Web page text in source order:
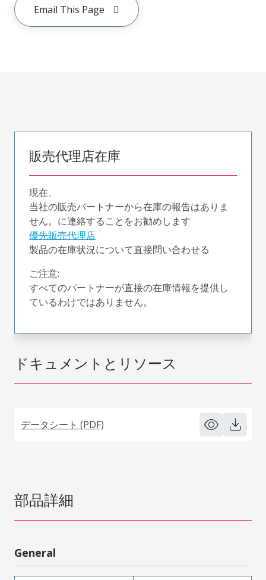
Email This Page
ドキュメントとリソース
データシート (PDF)
販売代理店在庫
現在、
当社の販売パートナーから在庫の報告はありま
せん。に連絡することをお勧めします
優先販売代理店
製品の在庫状況について直接問い合わせる
ご注意:
すべてのパートナーが直接の在庫情報を提供し
ているわけではありません。
部品詳細
General